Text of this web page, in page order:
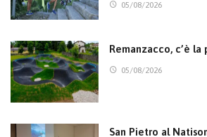
05/08/2026
Remanzacco, c’è
05/08/2026
San Pietro al